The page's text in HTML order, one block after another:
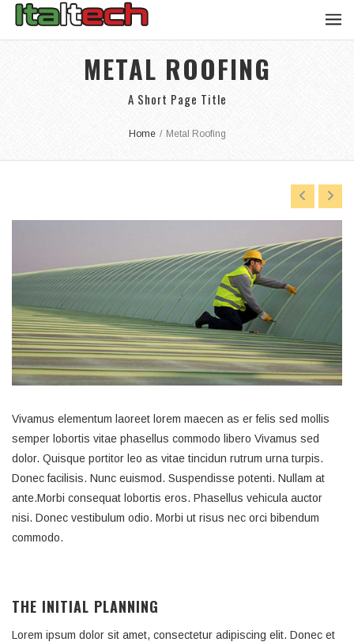
METAL ROOFING
A Short Page Title
Home / Metal Roofing
Vivamus elementum laoreet lorem maecen as er felis sed mollis
semper lobortis vitae phasellus commodo libero Vivamus sed
dolor. Quisque portitor leo as vitae tincidun rutrum urna turpis.
Donec facilisis. Nunc euismod. Suspendisse potenti. Nullam at
ante.Morbi consequat lobortis eros. Phasellus vehicula auctor
nisi. Donec vestibulum odio. Morbi ut risus nec orci bibendum
commodo.
THE INITIAL PLANNING
Lorem ipsum dolor sit amet, consectetur adipiscing elit. Donec et